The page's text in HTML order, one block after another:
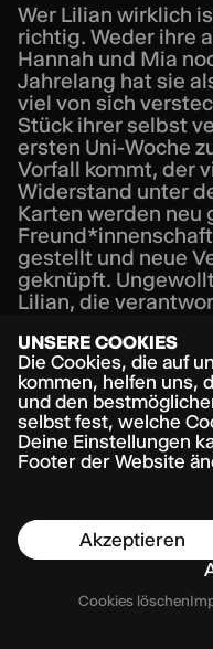
UNSERE COOKIES
Die Cookies, die auf
kommen, helfen uns,
und den
selbst fest, welche
Deine Einstellungen
Footer der Website
Akzeptieren
Cookies löschen
Inhaltsverzeichnis
Wer Lilian wirklich
richtig. Weder ihre
Hannah und Mia
Jahrelang hat sie
viel von sich
Stück ihrer selbst
ersten Uni-Woche
Vorfall kommt, der
Widerstand unter
Karten werden neu
gestellt und neue
geknüpft.
Lilian, die
weder Schulhof
Zonen, auf ihnen
allen Regeln der
Doch diesmal ist
Kompliz*innen und
weiter zu sich
Mable Preach
rhythmischen
Comic-Referenzen
neben aller
Sichtbarkeiten